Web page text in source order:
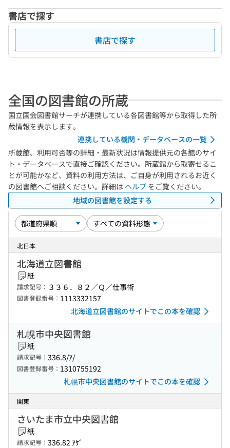
書店で探す
書店で探す
全国の図書館の所蔵
国立国会図書館サーチが連携している各図書館等から取得した所
蔵情報を表示します。
連携している機関・データベースの一覧
所蔵館、利用可否等の詳細・最新状況は情報提供元の各館のサイ
ト・データベースで直接ご確認ください。所蔵館から取寄せるこ
とが可能かなど、資料の利用方法は、ご自身が利用されるお近く
の図書館へご相談ください。詳細は ヘルプ をご覧ください。
地域の図書館を設定する
北日本
北海道立図書館
紙
請求記号： ３３６．８２／Ｑ／仕事術
図書登録番号： 1113332157
北海道立図書館のサイトでこの本を確認
札幌市中央図書館
紙
請求記号： 336.8/ｱ/
図書登録番号： 1310755192
札幌市中央図書館のサイトでこの本を確認
関東
さいたま市立中央図書館
紙
請求記号： 336.82 ｱｹﾞ